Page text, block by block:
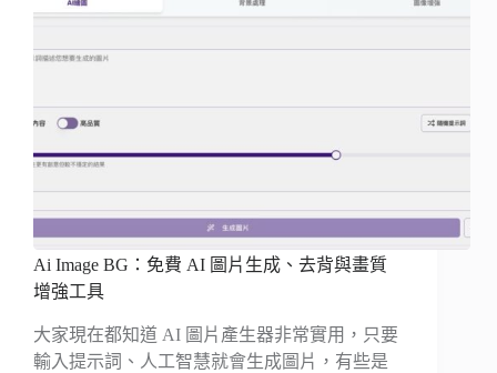
Ai Image BG：免費 AI 圖片生成、去背與畫質
增強工具
大家現在都知道 AI 圖片產生器非常實用，只要
輸入提示詞、人工智慧就會生成圖片，有些是